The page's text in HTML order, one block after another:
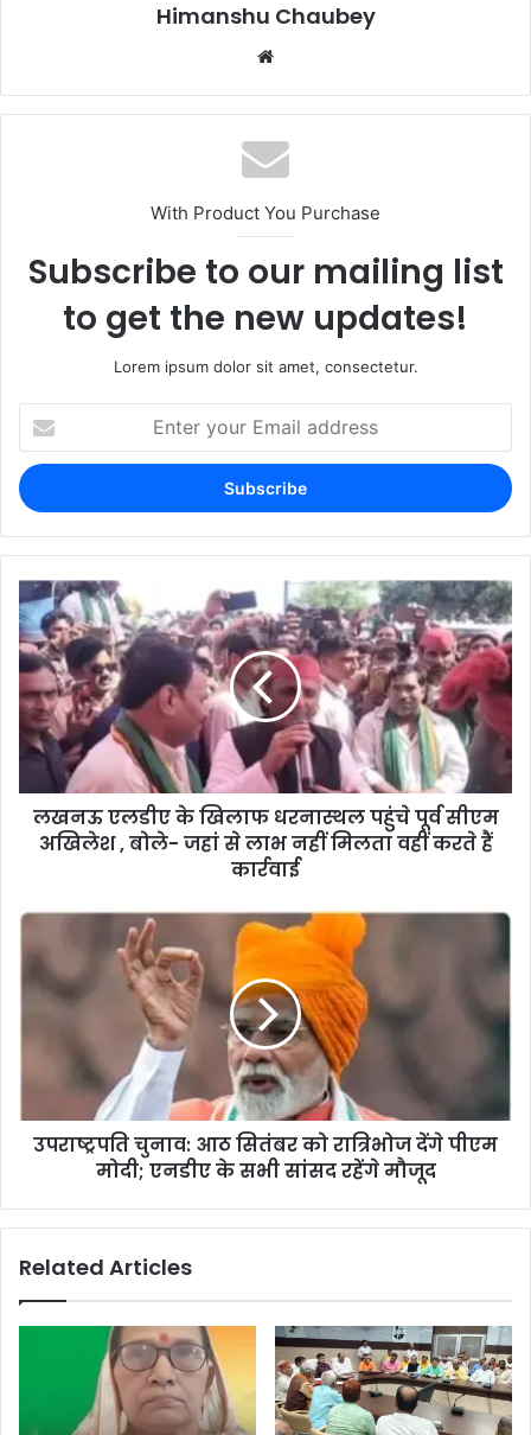
Himanshu Chaubey
With Product You Purchase
Subscribe to our mailing list
to get the new updates!
Lorem ipsum dolor sit amet, consectetur.
लखनऊ एलडीए के खिलाफ धरनास्थल पहुंचे पूर्व सीएम
अखिलेश , बोले- जहां से लाभ नहीं मिलता वहीं करते हैं
कार्रवाई
उपराष्ट्रपति चुनाव: आठ सितंबर को रात्रिभोज देंगे पीएम
मोदी; एनडीए के सभी सांसद रहेंगे मौजूद
Related Articles